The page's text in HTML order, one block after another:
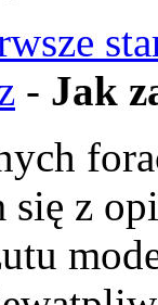
- Jak
się z